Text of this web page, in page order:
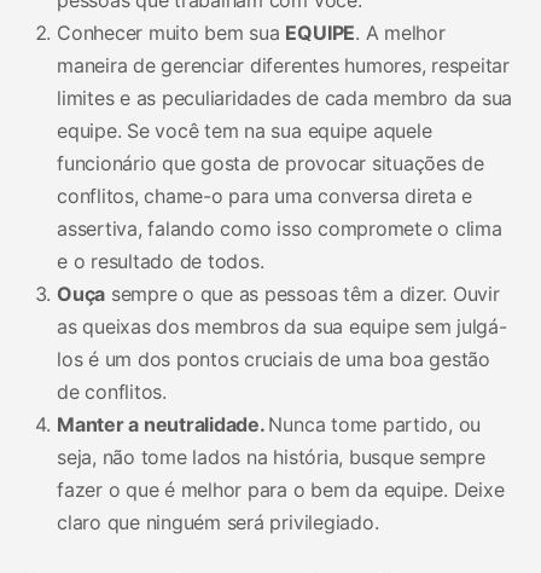
Conhecer muito bem sua EQUIPE. A melhor
maneira de gerenciar diferentes humores, respeitar
limites e as peculiaridades de cada membro da sua
equipe. Se você tem na sua equipe aquele
funcionário que gosta de provocar situações de
conflitos, chame-o para uma conversa direta e
assertiva, falando como isso compromete o clima
e o resultado de todos.
Ouça sempre o que as pessoas têm a dizer. Ouvir
as queixas dos membros da sua equipe sem julgá-
los é um dos pontos cruciais de uma boa gestão
de conflitos.
Manter a neutralidade. Nunca tome partido, ou
seja, não tome lados na história, busque sempre
fazer o que é melhor para o bem da equipe. Deixe
claro que ninguém será privilegiado.